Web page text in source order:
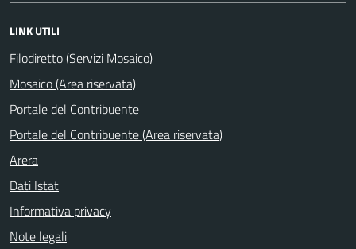
LINK UTILI
Filodiretto (Servizi Mosaico)
Mosaico (Area riservata)
Portale del Contribuente
Portale del Contribuente (Area riservata)
Arera
Dati Istat
Informativa privacy
Note legali